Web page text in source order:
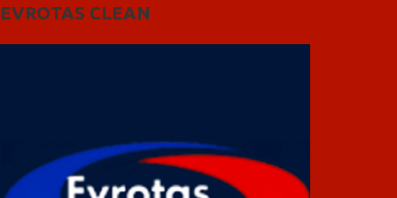
EVROTAS CLEAN